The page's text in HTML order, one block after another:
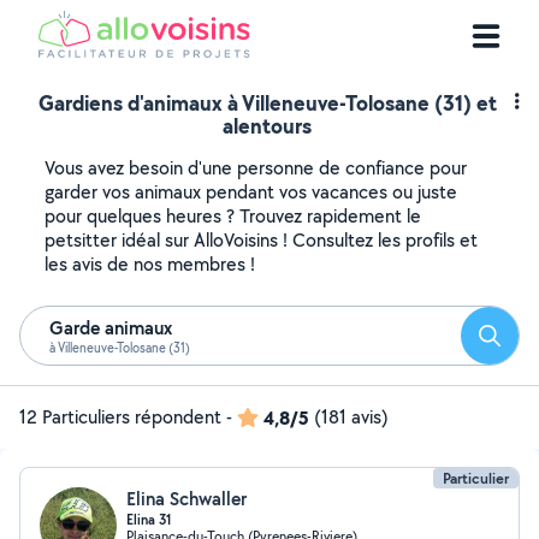
Gardiens d'animaux à Villeneuve-Tolosane (31) et
alentours
Vous avez besoin d'une personne de confiance pour
garder vos animaux pendant vos vacances ou juste
pour quelques heures ? Trouvez rapidement le
petsitter idéal sur AlloVoisins ! Consultez les profils et
les avis de nos membres !
Garde animaux
à Villeneuve-Tolosane (31)
12 Particuliers répondent- 4,8/5 (181 avis)
Particulier
Elina Schwaller
Elina 31